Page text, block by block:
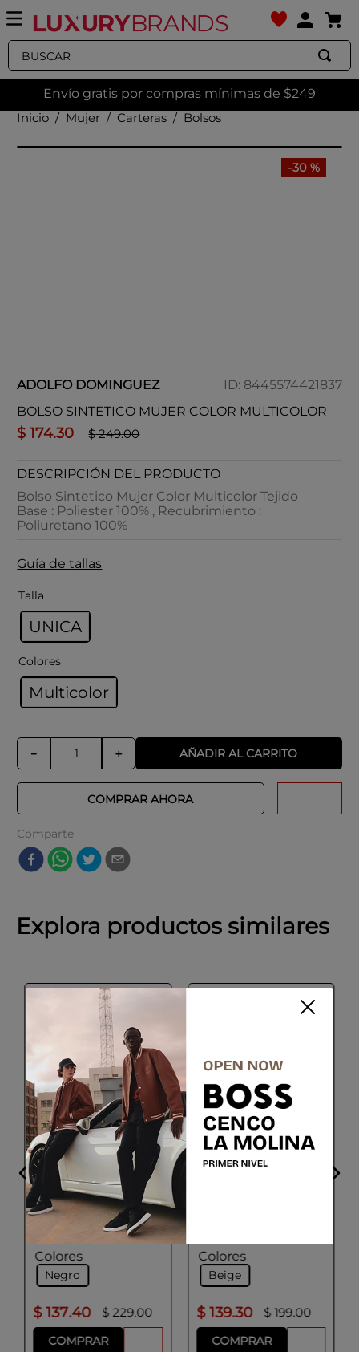
Buscar
Envío gratis por compras mínimas de $249
Mujer
Carteras Bolsos
-30 %
ADOLFO DOMINGUEZ ID: 8445574421837
BOLSO SINTETICO MUJER COLOR MULTICOLOR
$ 174.30 $ 249.00
DESCRIPCIÓN DEL PRODUCTO
Bolso Sintetico Mujer Color Multicolor Tejido
Base : Poliester 100% , Recubrimiento :
Poliuretano 100%
Guía de tallas
Talla
UNICA
Colores
Multicolor
＋
－ AÑADIR AL CARRITO
COMPRAR AHORA
Comparte
Explora productos similares
GEOX
BORSA DONNA
Talla
UNICA
Colores
Negro
$ 137.40 $ 229.00
COMPRAR
ADOLFO DOMINGUEZ
Bolso Sintetico Mujer
Colores
Beige
$ 139.30 $ 199.00
COMPRAR